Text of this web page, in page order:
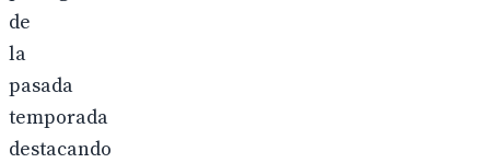
de
la
pasada
temporada
destacando